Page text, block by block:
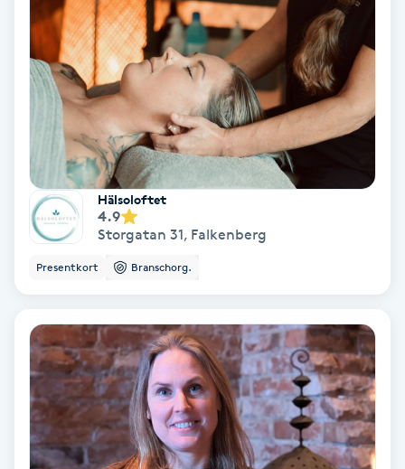
Ansiktsbehandling djuprengörande
Babylights
Balayage
Bambumassage
Barber
Barnklippning
BIAB
Blowout
Bottenfärg
Hälsoloftet
4.9
Storgatan 31, Falkenberg
Presentkort Branschorg.